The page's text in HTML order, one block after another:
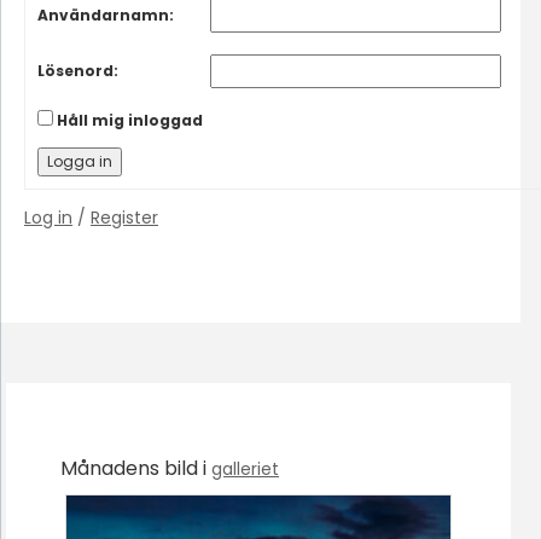
Användarnamn:
Lösenord:
Håll mig inloggad
Logga in
Log in / Register
Månadens bild i galleriet